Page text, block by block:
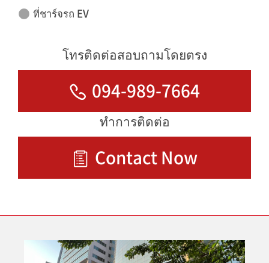
ที่ชาร์จรถ EV
โทรติดต่อสอบถามโดยตรง
094-989-7664
ทำการติดต่อ
Contact Now